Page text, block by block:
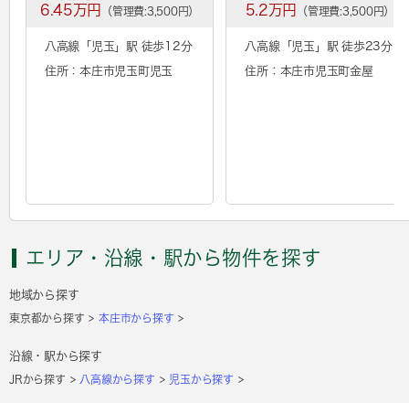
6.45万円 （管理費:3,500円）
八高線「 児玉 」駅 徒歩12分
住所：本庄市児玉町児玉
5.2万円 （管理費:3,500円）
八高線「 児玉 」駅 徒歩23分
住所：本庄市児玉町金屋
エリア・沿線・駅から物件を探す
地域から探す
東京都から探す 本庄市から探す
沿線・駅から探す
JRから探す 八高線から探す 児玉から探す